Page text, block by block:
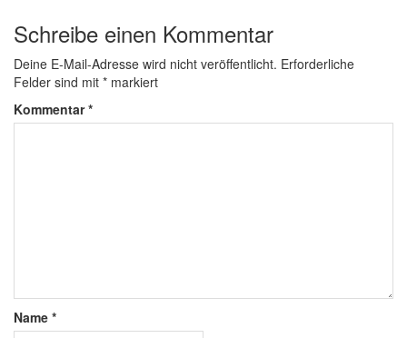
Schreibe einen Kommentar
Deine E-Mail-Adresse wird nicht veröffentlicht. Erforderliche
Felder sind mit * markiert
Kommentar*
Name *